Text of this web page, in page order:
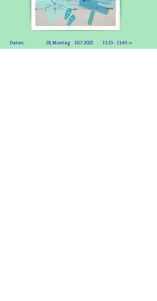
Daten: 28, Montag 10.7.2023 11:15 - 11:45->